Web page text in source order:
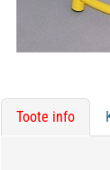
Toote info